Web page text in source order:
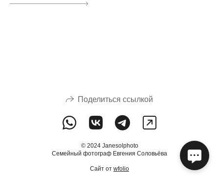
Поделиться ссылкой
© 2024 Janesolphoto
Семейный фотограф Евгения Соловьёва
Сайт от wfolio